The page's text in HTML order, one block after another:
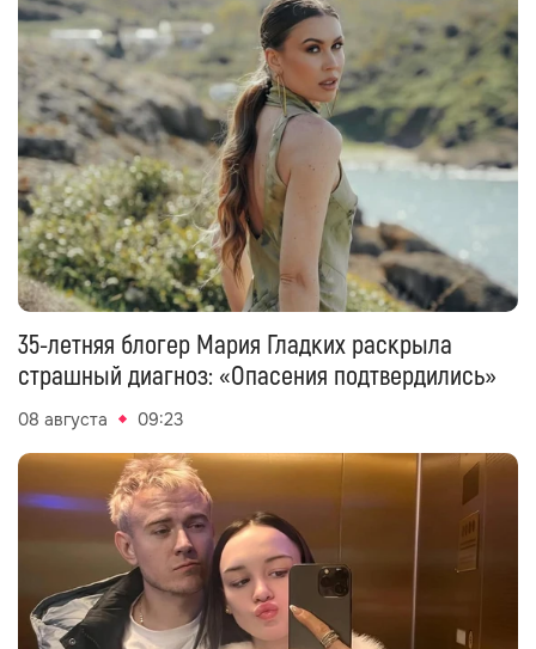
35-летняя блогер Мария Гладких раскрыла
страшный диагноз: «Опасения подтвердились»
08 августа 09:23